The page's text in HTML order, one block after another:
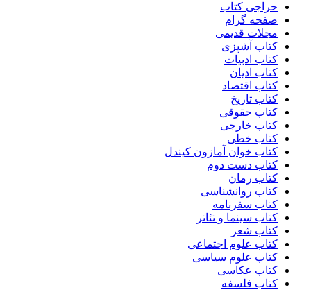
حراجی کتاب
صفحه گرام
مجلات قدیمی
کتاب آشپزی
کتاب ادبیات
کتاب ادیان
کتاب اقتصاد
کتاب تاریخ
کتاب حقوقی
کتاب خارجی
کتاب خطی
کتاب خوان آمازون کیندل
کتاب دست دوم
کتاب رمان
کتاب روانشناسی
کتاب سفرنامه
کتاب سینما و تئاتر
کتاب شعر
کتاب علوم اجتماعی
کتاب علوم سیاسی
کتاب عکاسی
کتاب فلسفه